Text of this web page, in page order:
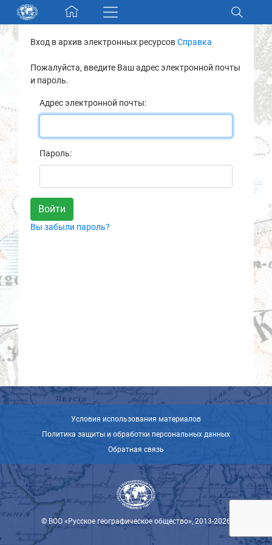
Skip navigation
Разделы и коллекции
Электронный каталог
Новости
О нас
Контакты
Партнеры
Вход в архив электронных ресурсовСправка
Пожалуйста, введите Ваш адрес электронной почты
и пароль.
Адрес электронной почты:
Пароль:
Вы забыли пароль?
Условия использования материалов
Политика защиты и обработки персональных данных
Обратная связь
© ВОО «Русское географическое общество», 2013-2026